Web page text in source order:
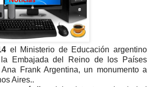
el Ministerio de Educación argentino
Embajada del Reino de los Países
Frank Argentina, un monumento a
Aires..